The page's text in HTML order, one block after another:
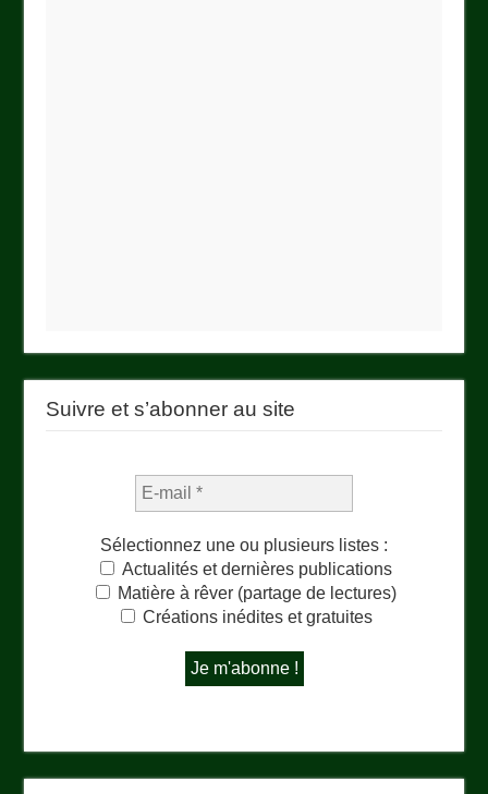
Suivre et s’abonner au site
Sélectionnez une ou plusieurs listes :
Actualités et dernières publications
Matière à rêver (partage de lectures)
Créations inédites et gratuites